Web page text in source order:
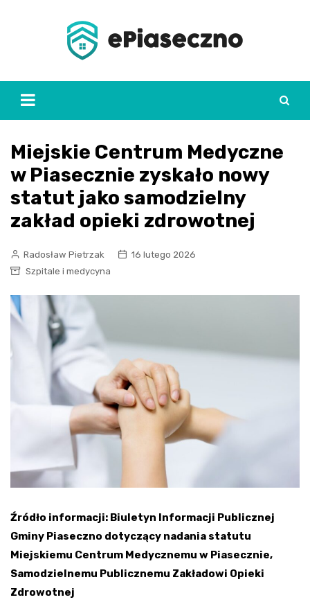
Miejskie Centrum Medyczne
w Piasecznie zyskało nowy
statut jako samodzielny
zakład opieki zdrowotnej
Radosław Pietrzak
16 lutego 2026
Szpitale i medycyna
Źródło informacji: Biuletyn Informacji Publicznej
Gminy Piaseczno dotyczący nadania statutu
Miejskiemu Centrum Medycznemu w Piasecznie,
Samodzielnemu Publicznemu Zakładowi Opieki
Zdrowotnej